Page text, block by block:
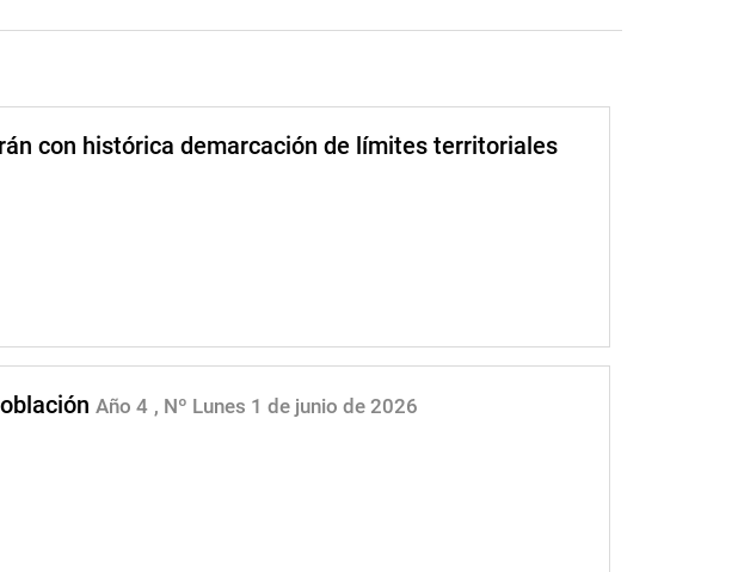
con histórica demarcación de límites territoriales
Año 4 , Nº Lunes 1 de junio de 2026